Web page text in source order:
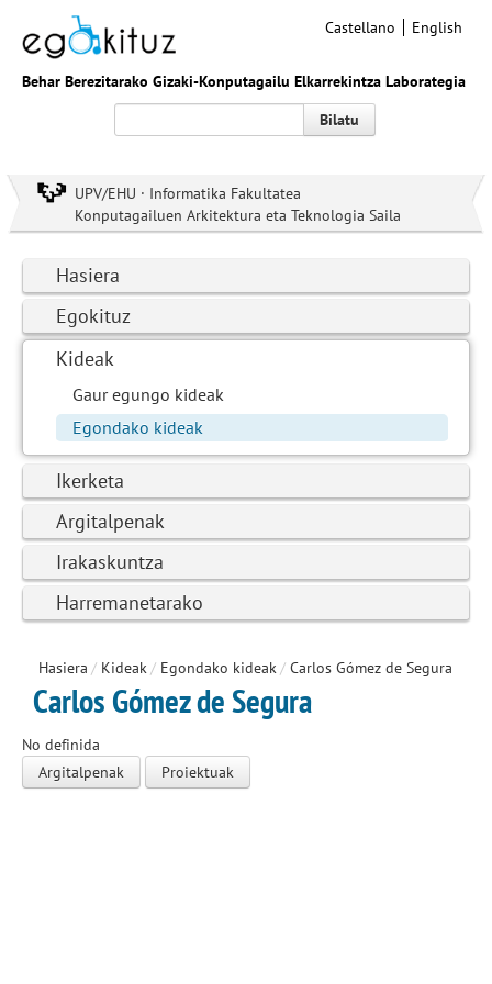
Behar Berezitarako Gizaki-Konputagailu Elkarrekintza Laborategia
Castellano English
Bilatu
UPV/EHU · Informatika Fakultatea
Konputagailuen Arkitektura eta Teknologia Saila
Hasiera
Egokituz
Kideak
Gaur egungo kideak
Egondako kideak
Ikerketa
Argitalpenak
Irakaskuntza
Harremanetarako
Hasiera / Kideak/ Egondako kideak/ Carlos Gómez de Segura
Carlos Gómez de Segura
No definida
Argitalpenak
Proiektuak